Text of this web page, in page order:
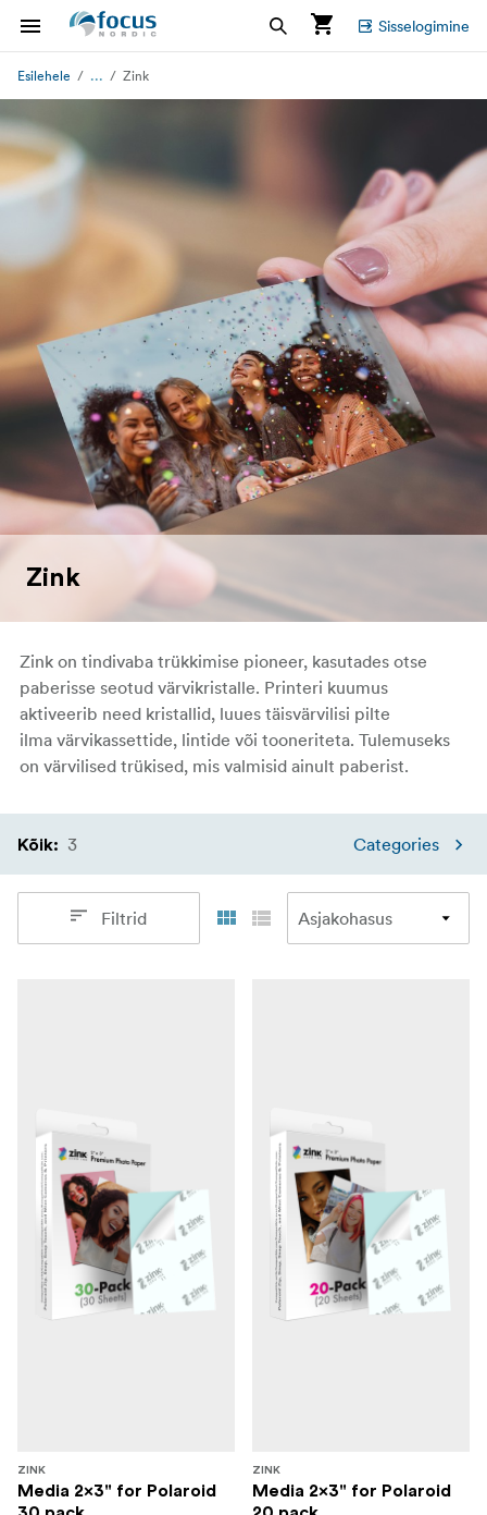
Sisselogimine
Esilehele ... Zink
Zink
Zink on tindivaba trükkimise pioneer, kasutades otse
paberisse seotud värvikristalle. Printeri kuumus
aktiveerib need kristallid, luues täisvärvilisi pilte
ilma värvikassettide, lintide või tooneriteta. Tulemuseks
on värvilised trükised, mis valmisid ainult paberist.
Kõik: 3 Categories
Filtrid
ZINK
Media 2x3" for Polaroid
ZINK
Media 2x3" for Polaroid